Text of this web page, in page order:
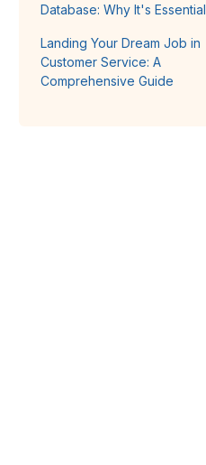
Database: Why It's Essential
Landing Your Dream Job in
Customer Service: A
Comprehensive Guide